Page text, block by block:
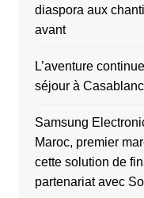
diaspora aux
avant
L’aventure
séjour à
Samsung
Maroc, premier
cette solution de
partenariat avec